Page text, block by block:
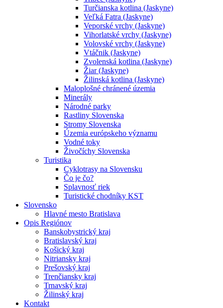
Turčianska kotlina (Jaskyne)
Veľká Fatra (Jaskyne)
Veporské vrchy (Jaskyne)
Vihorlatské vrchy (Jaskyne)
Volovské vrchy (Jaskyne)
Vtáčnik (Jaskyne)
Zvolenská kotlina (Jaskyne)
Žiar (Jaskyne)
Žilinská kotlina (Jaskyne)
Maloplošné chránené územia
Minerály
Národné parky
Rastliny Slovenska
Stromy Slovenska
Územia európskeho významu
Vodné toky
Živočíchy Slovenska
Turistika
Cyklotrasy na Slovensku
Čo je čo?
Splavnosť riek
Turistické chodníky KST
Slovensko
Hlavné mesto Bratislava
Opis Regiónov
Banskobystrický kraj
Bratislavský kraj
Košický kraj
Nitriansky kraj
Prešovský kraj
Trenčiansky kraj
Trnavský kraj
Žilinský kraj
Kontakt